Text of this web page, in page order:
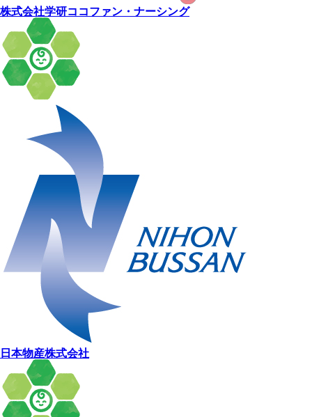
株式会社学研ココファン・ナーシング
日本物産株式会社